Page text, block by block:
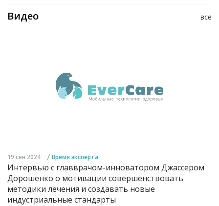
все
Видео
19 сен 2024 / Время эксперта
Интервью с главврачом-инноватором Джассером
Дорошенко о мотивации совершенствовать
методики лечения и создавать новые
индустриальные стандарты